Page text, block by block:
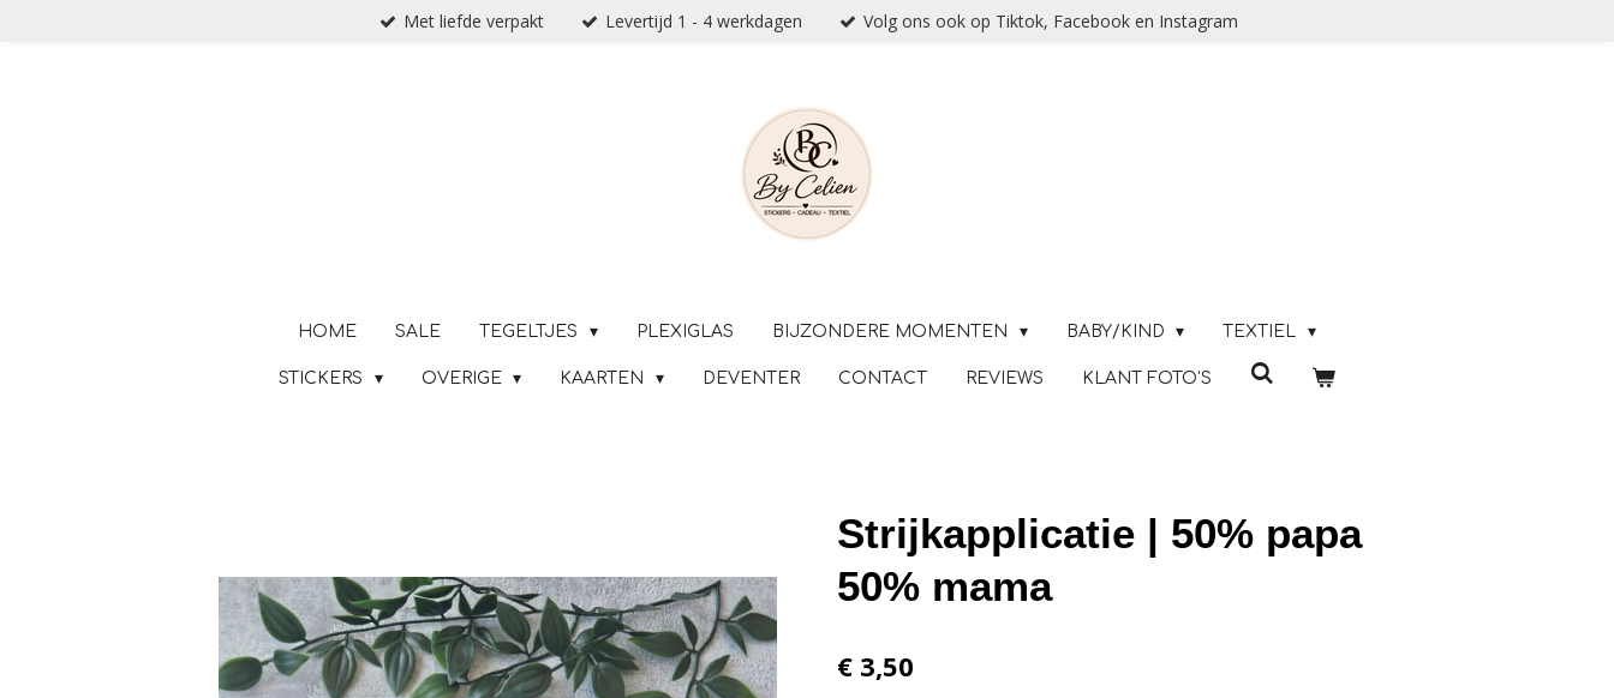
Met liefde verpakt Levertijd 1 - 4 werkdagen Volg ons ook op Tiktok, Facebook en Instagram
HOME SALE TEGELTJES PLEXIGLAS BIJZONDERE MOMENTEN BABY/KIND TEXTIEL
STICKERS OVERIGE KAARTEN DEVENTER CONTACT REVIEWS KLANT FOTO'S
Strijkapplicatie | 50% papa
50% mama
€ 3,50